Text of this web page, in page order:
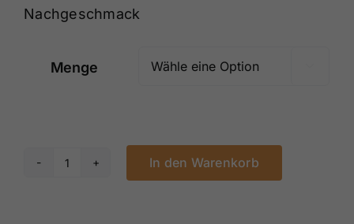
Nachgeschmack
Menge
Darjeeling
In den Warenkorb